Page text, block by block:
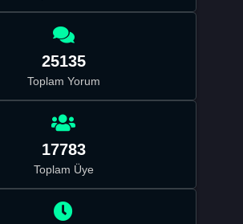
25135
Toplam Yorum
17783
Toplam Üye